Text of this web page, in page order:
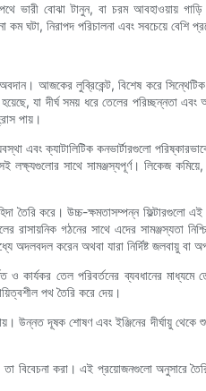
ভারী বোঝা টানুন, বা চরম আবহাওয়ায়
নিরাপদ পরিচালনা এবং সবচেয়ে বেশি
আজকের লুব্রিকেন্ট, বিশেষ করে
যা দীর্ঘ সময় ধরে তেলের পরিচ্ছন্নতা
পায়।
এবং ক্যাটালিটিক কনভার্টারগুলো
সাথে সামঞ্জস্যপূর্ণ। লিকেজ কমিয়ে,
তৈরি করে। উচ্চ-ক্ষমতাসম্পন্ন ফিল্টারগুলো
গঠনের সাথে এদের সামঞ্জস্যতা
করেন অথবা যারা নির্দিষ্ট জলবায়ু বা
ও কার্যকর তেল পরিবর্তনের ব্যবধানের
পথ তৈরি করে দেয়।
উন্নত দূষক শোষণ এবং ইঞ্জিনের দীর্ঘায়ু
বিবেচনা করা। এই প্রয়োজনগুলো অনুসারে